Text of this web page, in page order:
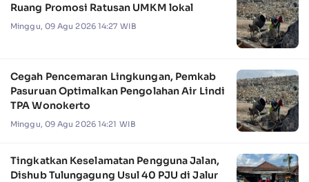
Ruang Promosi Ratusan UMKM lokal
Minggu, 09 Agu 2026 14:27 WIB
Cegah Pencemaran Lingkungan, Pemkab
Pasuruan Optimalkan Pengolahan Air Lindi
TPA Wonokerto
Minggu, 09 Agu 2026 14:21 WIB
Tingkatkan Keselamatan Pengguna Jalan,
Dishub Tulungagung Usul 40 PJU di Jalur